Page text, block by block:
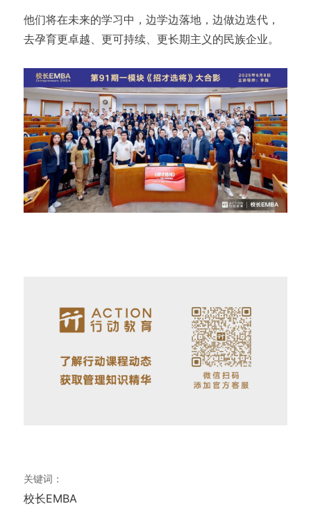
他们将在未来的学习中，边学边落地，边做边迭代，
去孕育更卓越、更可持续、更长期主义的民族企业。
关键词：
校长EMBA